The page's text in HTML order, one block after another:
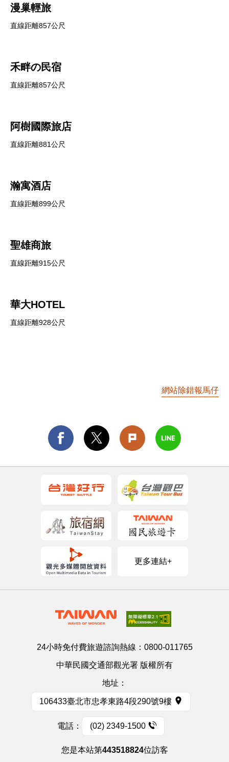
漫巢輕旅
直線距離857公尺
禾畔の民宿
直線距離857公尺
阿樹國際旅店
直線距離881公尺
瀚寓酒店
直線距離899公尺
聖雄商旅
直線距離915公尺
華大HOTEL
直線距離928公尺
網站除錯報馬仔
更多連結+
24小時免付費旅遊諮詢熱線： 0800-011765
中華民國交通部觀光署 版權所有
地址：
106433臺北市忠孝東路4段290號9樓
電話： (02) 2349-1500
您是本站第443518824位訪客